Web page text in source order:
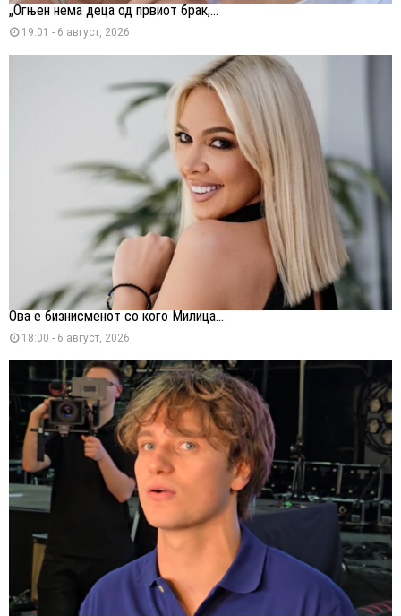
„Огњен нема деца од првиот брак,...
19:01 - 6 август, 2026
Ова е бизнисменот со кого Милица...
18:00 - 6 август, 2026